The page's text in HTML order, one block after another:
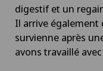
digestif et un
Il arrive également
survienne après
avons travaillé